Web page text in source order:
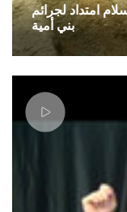
امتداد لجرائم
بني أمية